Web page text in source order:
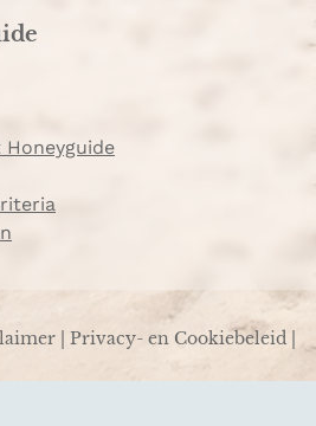
Privacy- en Cookiebeleid